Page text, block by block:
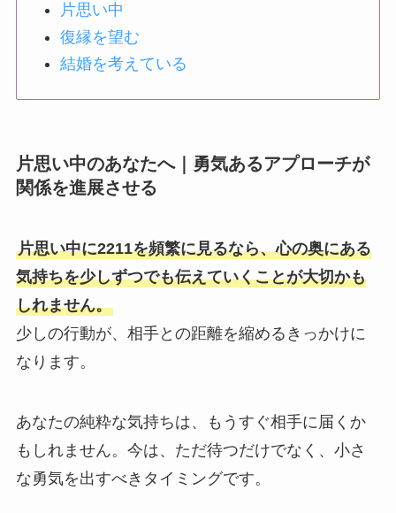
片思い中
復縁を望む
結婚を考えている
片思い中のあなたへ｜勇気あるアプローチが
関係を進展させる
片思い中に2211を頻繁に見るなら、心の奥にある
気持ちを少しずつでも伝えていくことが大切かも
しれません。
少しの行動が、相手との距離を縮めるきっかけに
なります。
あなたの純粋な気持ちは、もうすぐ相手に届くか
もしれません。今は、ただ待つだけでなく、小さ
な勇気を出すべきタイミングです。